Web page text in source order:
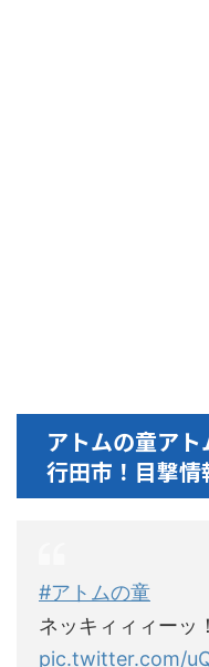
アトムの童ア
行田市！目撃情
#アトムの童
ネッキィィィーッ！
pic.twitter.com/